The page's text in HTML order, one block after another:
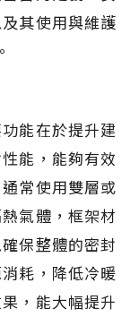
其使用與維護
能在於提升建
能，能夠有效
常使用雙層或
氣體，框架材
保整體的密封
耗，降低冷暖
，能大幅提升